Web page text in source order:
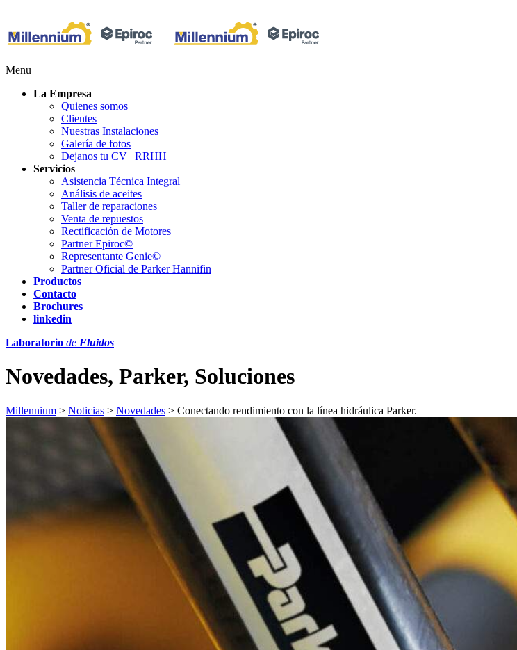
Menu
La Empresa
Quienes somos
Clientes
Nuestras Instalaciones
Galería de fotos
Dejanos tu CV | RRHH
Servicios
Asistencia Técnica Integral
Análisis de aceites
Taller de reparaciones
Venta de repuestos
Rectificación de Motores
Partner Epiroc©
Representante Genie©
Partner Oficial de Parker Hannifin
Productos
Contacto
Brochures
linkedin
Laboratorio de Fluidos
Novedades, Parker, Soluciones
Millennium > Noticias > Novedades > Conectando rendimiento con la línea hidráulica Parker.